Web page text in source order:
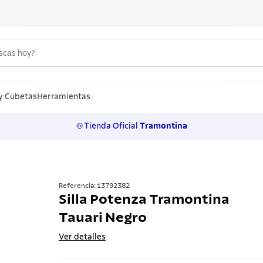
Cubetas Herramientas
🍲Tienda Oficial Tramontina
Referencia: 13792382
Silla Potenza Tramontina
Tauari Negro
Ver detalles